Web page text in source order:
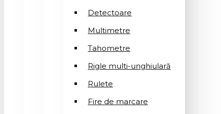
Detectoare
Multimetre
Tahometre
Rigle multi-unghiulară
Rulete
Fire de marcare